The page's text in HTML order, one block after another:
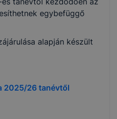
egybefüggő
alapján készült
2025/26 tanévtől